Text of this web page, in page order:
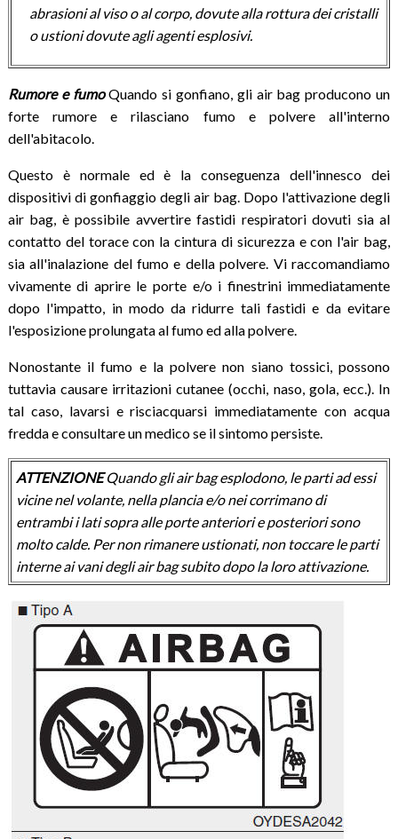
abrasioni al viso o al corpo, dovute alla rottura dei cristalli
o ustioni dovute agli agenti esplosivi.
Rumore e fumoQuando si gonfiano, gli air bag producono un
forte rumore e rilasciano fumo e polvere all'interno
dell'abitacolo.
Questo è normale ed è la conseguenza dell'innesco dei
dispositivi di gonfiaggio degli air bag. Dopo l'attivazione degli
air bag, è possibile avvertire fastidi respiratori dovuti sia al
contatto del torace con la cintura di sicurezza e con l'air bag,
sia all'inalazione del fumo e della polvere. Vi raccomandiamo
vivamente di aprire le porte e/o i finestrini immediatamente
dopo l'impatto, in modo da ridurre tali fastidi e da evitare
l'esposizione prolungata al fumo ed alla polvere.
Nonostante il fumo e la polvere non siano tossici, possono
tuttavia causare irritazioni cutanee (occhi, naso, gola, ecc.). In
tal caso, lavarsi e risciacquarsi immediatamente con acqua
fredda e consultare un medico se il sintomo persiste.
ATTENZIONEQuando gli air bag esplodono, le parti ad essi
vicine nel volante, nella plancia e/o nei corrimano di
entrambi i lati sopra alle porte anteriori e posteriori sono
molto calde. Per non rimanere ustionati, non toccare le parti
interne ai vani degli air bag subito dopo la loro attivazione.